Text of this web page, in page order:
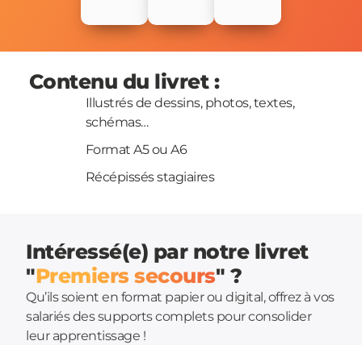
Contenu du livret :
Illustrés de dessins, photos, textes,
schémas…
Format A5 ou A6
Récépissés stagiaires
Intéressé(e) par notre livret
"Premiers secours" ?
Qu’ils soient en format papier ou digital, offrez à vos
salariés des supports complets pour consolider
leur apprentissage !